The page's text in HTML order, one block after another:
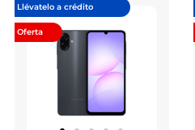
Llévatelo a crédito
Oferta